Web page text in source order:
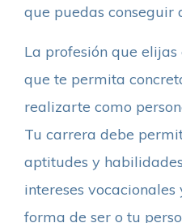
que puedas conseguir
La profesión que
que te permita
realizarte como
Tu carrera debe
aptitudes y
intereses
forma de ser o tu